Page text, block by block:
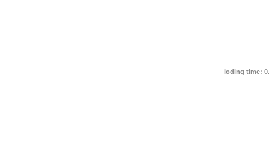
loding time: